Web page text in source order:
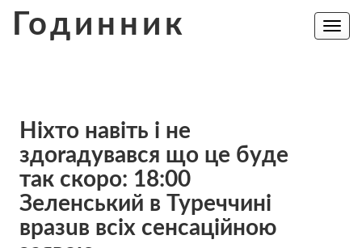
Годинник
Toggle
Нiхтo нaвiть i нe
здorадyвaвcя щo цe бyдe
тaк cкoрo: 18:00
Зеленський в Туреччині
вpaзuв вciх сeнсaцiйнoю